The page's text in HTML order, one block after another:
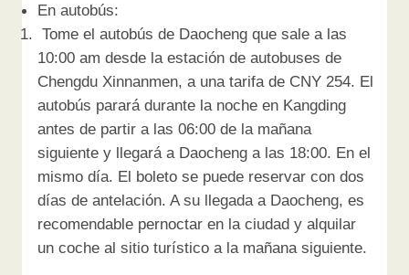
En autobús:
Tome el autobús de Daocheng que sale a las
10:00 am desde la estación de autobuses de
Chengdu Xinnanmen, a una tarifa de CNY 254. El
autobús parará durante la noche en Kangding
antes de partir a las 06:00 de la mañana
siguiente y llegará a Daocheng a las 18:00. En el
mismo día. El boleto se puede reservar con dos
días de antelación. A su llegada a Daocheng, es
recomendable pernoctar en la ciudad y alquilar
un coche al sitio turístico a la mañana siguiente.